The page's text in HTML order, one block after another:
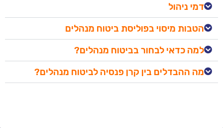
דמי ניהול
הטבות מיסוי בפוליסת ביטוח מנהלים
למה כדאי לבחור בביטוח מנהלים?
מה ההבדלים בין קרן פנסיה לביטוח מנהלים?